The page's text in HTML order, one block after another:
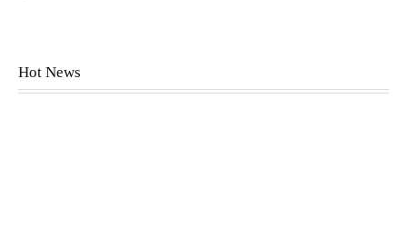
Hot News